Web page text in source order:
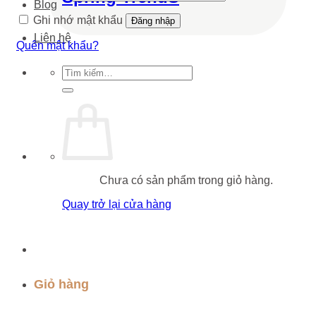
Blog
Liên hệ
Tìm
kiếm:
Chưa có sản phẩm trong giỏ hàng.
Quay trở lại cửa hàng
Giỏ hàng
Ghi nhớ mật khẩu Đăng nhập
Quên mật khẩu?